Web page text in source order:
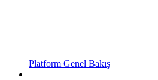
Platform Genel Bakış